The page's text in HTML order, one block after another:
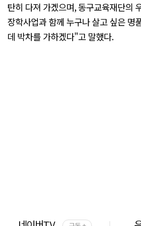
탄히 다져 가겠으며, 동구교육재단의
장학사업과 함께 누구나 살고 싶은 명
데 박차를 가하겠다"고 말했다.